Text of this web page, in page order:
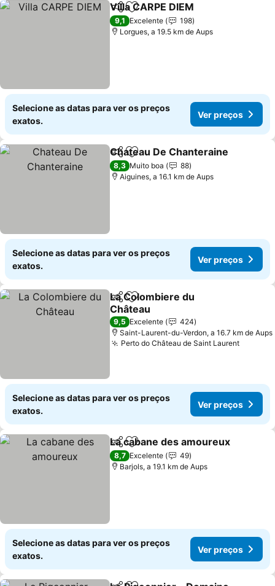
PartilharAdicionar aos favoritos
Villa CARPE DIEM
9,1 Excelente
198
Lorgues, a 19.5 km de Aups
Selecione as datas para ver os preços
exatos.
Ver preços
PartilharAdicionar aos favoritos
Chateau De Chanteraine
8,3 Muito boa
88
Aiguines, a 16.1 km de Aups
Selecione as datas para ver os preços
exatos.
Ver preços
PartilharAdicionar aos favoritos
La Colombiere du
Château
9,5 Excelente
424
Saint-Laurent-du-Verdon, a 16.7 km de Aups
Perto do Château de Saint Laurent
Selecione as datas para ver os preços
exatos.
Ver preços
PartilharAdicionar aos favoritos
La cabane des amoureux
8,7 Excelente
49
Barjols, a 19.1 km de Aups
Selecione as datas para ver os preços
exatos.
Ver preços